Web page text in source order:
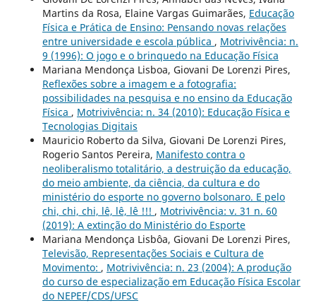
Martins da Rosa, Elaine Vargas Guimarães, Educação
Física e Prática de Ensino: Pensando novas relações
entre universidade e escola pública , Motrivivência: n.
9 (1996): O jogo e o brinquedo na Educação Física
Mariana Mendonça Lisboa, Giovani De Lorenzi Pires,
Reflexões sobre a imagem e a fotografia:
possibilidades na pesquisa e no ensino da Educação
Física , Motrivivência: n. 34 (2010): Educação Física e
Tecnologias Digitais
Mauricio Roberto da Silva, Giovani De Lorenzi Pires,
Rogerio Santos Pereira, Manifesto contra o
neoliberalismo totalitário, a destruição da educação,
do meio ambiente, da ciência, da cultura e do
ministério do esporte no governo bolsonaro. E pelo
chi, chi, chi, lê, lê, lê !!! , Motrivivência: v. 31 n. 60
(2019): A extinção do Ministério do Esporte
Mariana Mendonça Lisbôa, Giovani De Lorenzi Pires,
Televisão, Representações Sociais e Cultura de
Movimento: , Motrivivência: n. 23 (2004): A produção
do curso de especialização em Educação Física Escolar
do NEPEF/CDS/UFSC